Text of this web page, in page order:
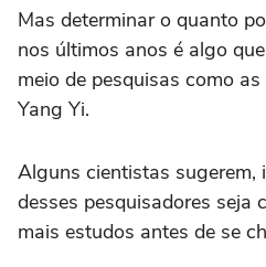
Mas determinar o quanto
nos últimos anos é algo
meio de pesquisas como
Yang Yi.
Alguns cientistas sugerem,
desses pesquisadores seja
mais estudos antes de se